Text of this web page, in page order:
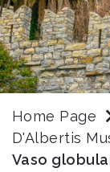
Home Page
D'Albertis
Vaso